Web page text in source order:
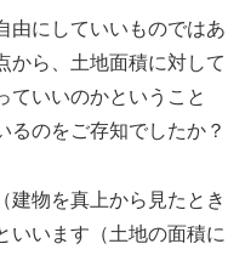
由にしていいものではあ
から、土地面積に対して
ていいのかということ
るのをご存知でしたか？
建物を真上から見たとき
いいます（土地の面積に